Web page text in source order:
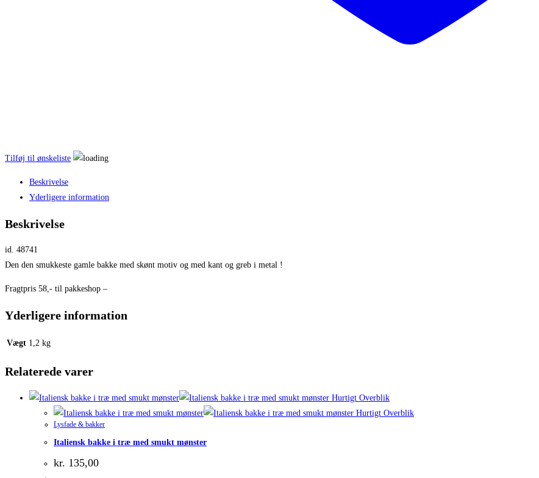
Tilføj til ønskeliste
Beskrivelse
Yderligere information
Beskrivelse
id. 48741
Den den smukkeste gamle bakke med skønt motiv og med kant og greb i metal !
Fragtpris 58,- til pakkeshop –
Yderligere information
Vægt 1,2 kg
Relaterede varer
Hurtigt Overblik
Hurtigt Overblik
Lysfade & bakker
Italiensk bakke i træ med smukt mønster
kr. 135,00